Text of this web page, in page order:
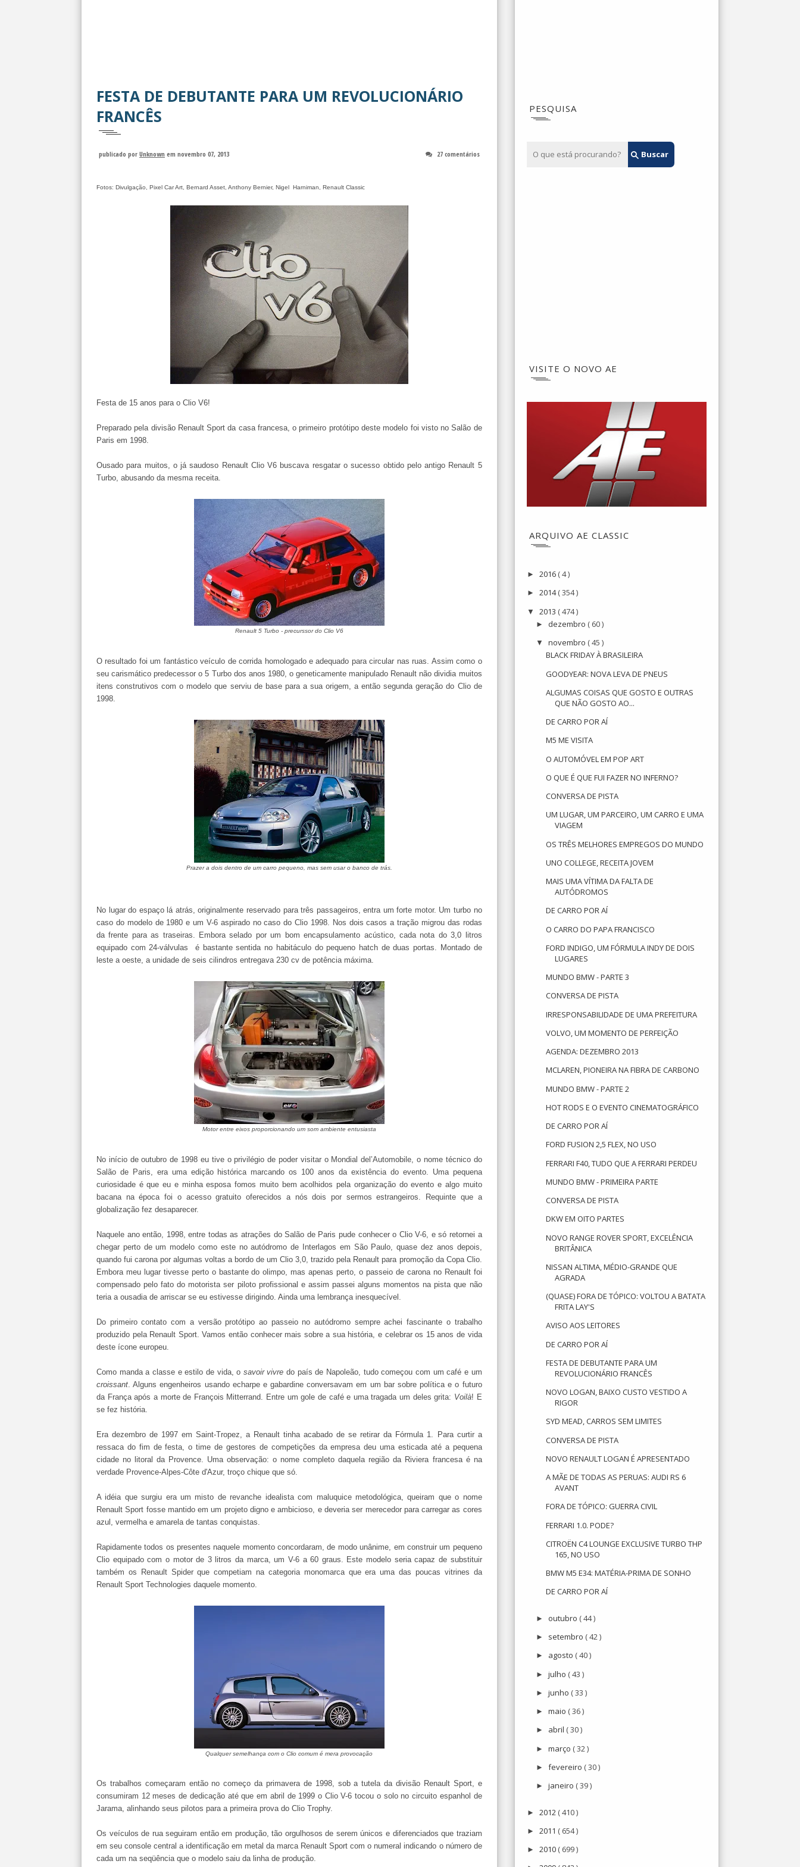
FESTA DE DEBUTANTE PARA UM REVOLUCIONÁRIO
FRANCÊS
publicado por Unknown em novembro 07, 2013 27 comentários
Fotos: Divulgação, Pixel Car Art, Bernard Asset, Anthony Bernier, Nigel Harniman, Renault Classic
Festa de 15 anos para o Clio V6!
Preparado pela divisão Renault Sport da casa francesa, o primeiro protótipo deste modelo foi visto no Salão de
Paris em 1998.
Ousado para muitos, o já saudoso Renault Clio V6 buscava resgatar o sucesso obtido pelo antigo Renault 5
Turbo, abusando da mesma receita.
Renault 5 Turbo - precurssor do Clio V6
O resultado foi um fantástico veículo de corrida homologado e adequado para circular nas ruas. Assim como o
seu carismático predecessor o 5 Turbo dos anos 1980, o geneticamente manipulado Renault não dividia muitos
itens construtivos com o modelo que serviu de base para a sua origem, a então segunda geração do Clio de
1998.
Prazer a dois dentro de um carro pequeno, mas sem usar o banco de trás.
No lugar do espaço lá atrás, originalmente reservado para três passageiros, entra um forte motor. Um turbo no
caso do modelo de 1980 e um V-6 aspirado no caso do Clio 1998. Nos dois casos a tração migrou das rodas
da frente para as traseiras. Embora selado por um bom encapsulamento acústico, cada nota do 3,0 litros
equipado com 24-válvulas é bastante sentida no habitáculo do pequeno hatch de duas portas. Montado de
leste a oeste, a unidade de seis cilindros entregava 230 cv de potência máxima.
Motor entre eixos proporcionando um som ambiente entusiasta
No início de outubro de 1998 eu tive o privilégio de poder visitar o Mondial del’Automobile, o nome técnico do
Salão de Paris, era uma edição histórica marcando os 100 anos da existência do evento. Uma pequena
curiosidade é que eu e minha esposa fomos muito bem acolhidos pela organização do evento e algo muito
bacana na época foi o acesso gratuito oferecidos a nós dois por sermos estrangeiros. Requinte que a
globalização fez desaparecer.
Naquele ano então, 1998, entre todas as atrações do Salão de Paris pude conhecer o Clio V-6, e só retornei a
chegar perto de um modelo como este no autódromo de Interlagos em São Paulo, quase dez anos depois,
quando fui carona por algumas voltas a bordo de um Clio 3,0, trazido pela Renault para promoção da Copa Clio.
Embora meu lugar tivesse perto o bastante do olimpo, mas apenas perto, o passeio de carona no Renault foi
compensado pelo fato do motorista ser piloto profissional e assim passei alguns momentos na pista que não
teria a ousadia de arriscar se eu estivesse dirigindo. Ainda uma lembrança inesquecível.
Do primeiro contato com a versão protótipo ao passeio no autódromo sempre achei fascinante o trabalho
produzido pela Renault Sport. Vamos então conhecer mais sobre a sua história, e celebrar os 15 anos de vida
deste ícone europeu.
Como manda a classe e estilo de vida, o savoir vivre do país de Napoleão, tudo começou com um café e um
croissant . Alguns engenheiros usando echarpe e gabardine conversavam em um bar sobre política e o futuro
da França após a morte de François Mitterrand. Entre um gole de café e uma tragada um deles grita: Voilà! E
se fez história.
Era dezembro de 1997 em Saint-Tropez, a Renault tinha acabado de se retirar da Fórmula 1. Para curtir a
ressaca do fim de festa, o time de gestores de competições da empresa deu uma esticada até a pequena
cidade no litoral da Provence. Uma observação: o nome completo daquela região da Riviera francesa é na
verdade Provence-Alpes-Côte d'Azur, troço chique que só.
A idéia que surgiu era um misto de revanche idealista com maluquice metodológica, queiram que o nome
Renault Sport fosse mantido em um projeto digno e ambicioso, e deveria ser merecedor para carregar as cores
azul, vermelha e amarela de tantas conquistas.
Rapidamente todos os presentes naquele momento concordaram, de modo unânime, em construir um pequeno
Clio equipado com o motor de 3 litros da marca, um V-6 a 60 graus. Este modelo seria capaz de substituir
também os Renault Spider que competiam na categoria monomarca que era uma das poucas vitrines da
Renault Sport Technologies daquele momento.
Qualquer semelhança com o Clio comum é mera provocação
Os trabalhos começaram então no começo da primavera de 1998, sob a tutela da divisão Renault Sport, e
consumiram 12 meses de dedicação até que em abril de 1999 o Clio V-6 tocou o solo no circuito espanhol de
Jarama, alinhando seus pilotos para a primeira prova do Clio Trophy.
Os veículos de rua seguiram então em produção, tão orgulhosos de serem únicos e diferenciados que traziam
em seu console central a identificação em metal da marca Renault Sport com o numeral indicando o número de
cada um na seqüência que o modelo saiu da linha de produção.
PESQUISA
VISITE O NOVO AE
ARQUIVO AE CLASSIC
► 2016 ( 4 )
► 2014( 354 )
▼ 2013 ( 474 )
► dezembro ( 60 )
▼novembro ( 45 )
BLACK FRIDAY À BRASILEIRA
GOODYEAR: NOVA LEVA DE PNEUS
ALGUMAS COISAS QUE GOSTO E OUTRAS
QUE NÃO GOSTO AO...
DE CARRO POR AÍ
M5 ME VISITA
O AUTOMÓVEL EM POP ART
O QUE É QUE FUI FAZER NO INFERNO?
CONVERSA DE PISTA
UM LUGAR, UM PARCEIRO, UM CARRO E UMA
VIAGEM
OS TRÊS MELHORES EMPREGOS DO MUNDO
UNO COLLEGE, RECEITA JOVEM
MAIS UMA VÍTIMA DA FALTA DE
AUTÓDROMOS
DE CARRO POR AÍ
O CARRO DO PAPA FRANCISCO
FORD INDIGO, UM FÓRMULA INDY DE DOIS
LUGARES
MUNDO BMW - PARTE 3
CONVERSA DE PISTA
IRRESPONSABILIDADE DE UMA PREFEITURA
VOLVO, UM MOMENTO DE PERFEIÇÃO
AGENDA: DEZEMBRO 2013
MCLAREN, PIONEIRA NA FIBRA DE CARBONO
MUNDO BMW - PARTE 2
HOT RODS E O EVENTO CINEMATOGRÁFICO
DE CARRO POR AÍ
FORD FUSION 2,5 FLEX, NO USO
FERRARI F40, TUDO QUE A FERRARI PERDEU
MUNDO BMW - PRIMEIRA PARTE
CONVERSA DE PISTA
DKW EM OITO PARTES
NOVO RANGE ROVER SPORT, EXCELÊNCIA
BRITÂNICA
NISSAN ALTIMA, MÉDIO-GRANDE QUE
AGRADA
(QUASE) FORA DE TÓPICO: VOLTOU A BATATA
FRITA LAY'S
AVISO AOS LEITORES
DE CARRO POR AÍ
FESTA DE DEBUTANTE PARA UM
REVOLUCIONÁRIO FRANCÊS
NOVO LOGAN, BAIXO CUSTO VESTIDO A
RIGOR
SYD MEAD, CARROS SEM LIMITES
CONVERSA DE PISTA
NOVO RENAULT LOGAN É APRESENTADO
A MÃE DE TODAS AS PERUAS: AUDI RS 6
AVANT
FORA DE TÓPICO: GUERRA CIVIL
FERRARI 1.0. PODE?
CITROËN C4 LOUNGE EXCLUSIVE TURBO THP
165, NO USO
BMW M5 E34: MATÉRIA-PRIMA DE SONHO
DE CARRO POR AÍ
► outubro ( 44 )
► setembro ( 42 )
► agosto ( 40 )
►julho ( 43 )
►junho ( 33 )
►maio ( 36 )
► abril ( 30 )
►março ( 32 )
►fevereiro ( 30 )
►janeiro ( 39 )
► 2012 ( 410 )
► 2011 ( 654 )
► 2010 ( 699 )